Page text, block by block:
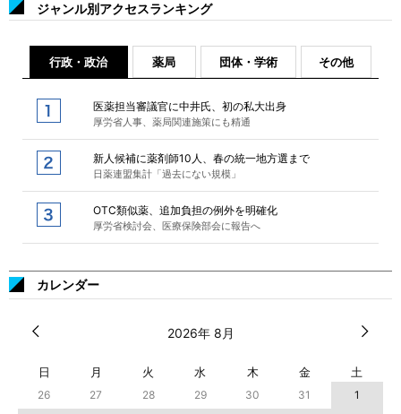
ジャンル別アクセスランキング
行政・政治 薬局 団体・学術 その他
医薬担当審議官に中井氏、初の私大出身
厚労省人事、薬局関連施策にも精通
新人候補に薬剤師10人、春の統一地方選まで
日薬連盟集計「過去にない規模」
OTC類似薬、追加負担の例外を明確化
厚労省検討会、医療保険部会に報告へ
カレンダー
2026年 8月
日 月 火 水 木 金 土
26 27 28 29 30 31
1